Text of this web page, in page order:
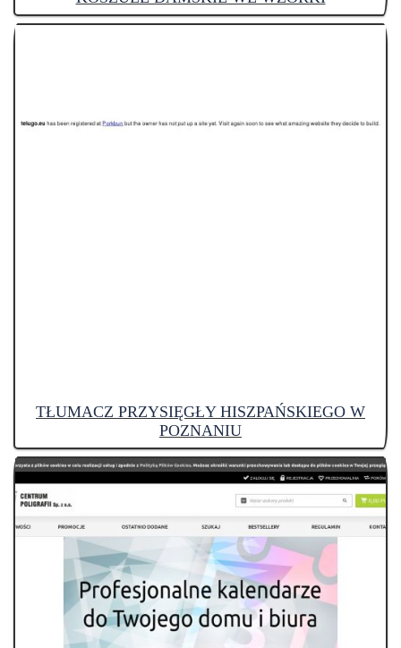
TŁUMACZ PRZYSIĘGŁY HISZPAŃSKIEGO W
POZNANIU